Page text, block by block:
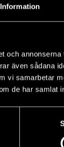
Information
och
även sådana
vi samarbetar
de har samlat